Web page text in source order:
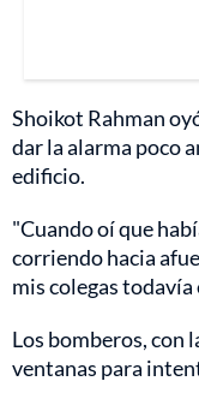
Shoikot Rahman
dar la alarma poco
edificio.
"Cuando oí que
corriendo hacia
mis colegas
Los bomberos, con
ventanas para